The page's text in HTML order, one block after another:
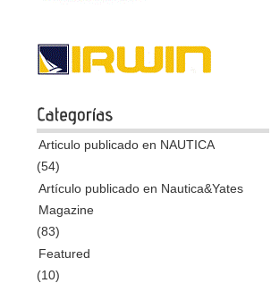
Articulo publicado en NAUTICA
(54)
Artículo publicado en Nautica&Yates
Magazine
(83)
Featured
(10)